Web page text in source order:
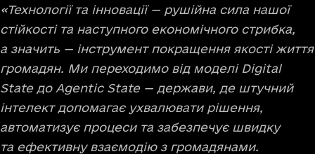
«Технології та інновації — рушійна сила нашої
стійкості та наступного економічного стрибка,
а значить — інструмент покращення якості життя
громадян. Ми переходимо від моделі Digital
State до Agentic State — держави, де штучний
інтелект допомагає ухвалювати рішення,
автоматизує процеси та забезпечує швидку
та ефективну взаємодію з громадянами.